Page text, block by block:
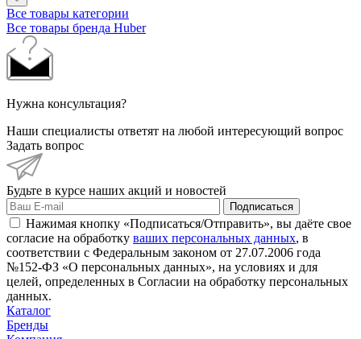
Все товары категории
Все товары бренда Huber
Нужна консультация?
Наши специалисты ответят на любой интересующий вопрос
Задать вопрос
Будьте в курсе наших акций и новостей
Подписаться
Нажимая кнопку «Подписаться/Отправить», вы даёте свое
согласие на обработку ваших персональных данных, в
соответствии с Федеральным законом от 27.07.2006 года
№152-ФЗ «О персональных данных», на условиях и для
целей, определенных в Согласии на обработку персональных
данных.
Каталог
Бренды